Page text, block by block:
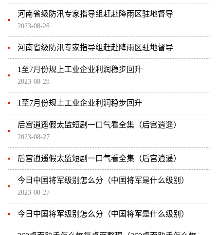
河南省级防汛专家指导组赶赴降雨区驻地督导
2023-08-28
河南省级防汛专家指导组赶赴降雨区驻地督导
1至7月份规上工业企业利润稳步回升
2023-08-28
1至7月份规上工业企业利润稳步回升
后宫逍遥假太监短剧一口气看全集（后宫逍遥）
2023-08-27
后宫逍遥假太监短剧一口气看全集（后宫逍遥）
今日中国将军级别怎么分（中国将军是什么级别）
2023-08-27
今日中国将军级别怎么分（中国将军是什么级别）